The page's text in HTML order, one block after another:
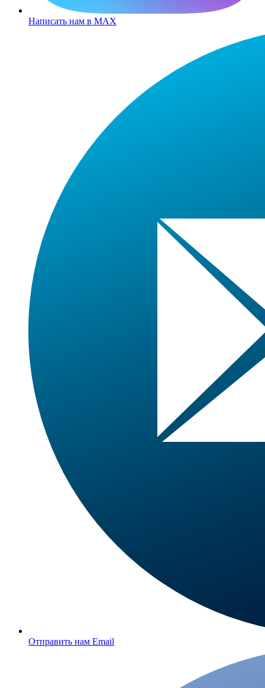
Написать нам в MAX
Отправить нам Email